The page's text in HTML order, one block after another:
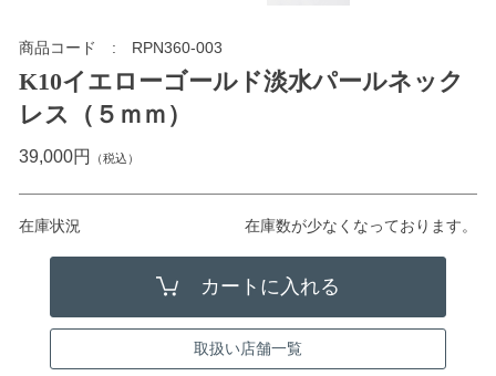
商品コード RPN360-003
K10イエローゴールド淡水パールネック
レス（５ｍｍ）
39,000円 （税込）
在庫状況 在庫数が少なくなっております。
取扱い店舗一覧